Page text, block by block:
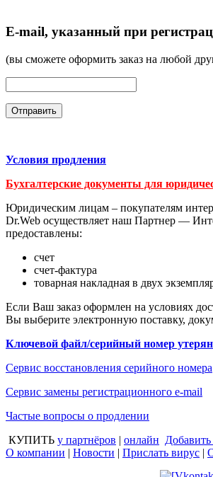
E-mail, указанный при
(вы сможете оформить заказ на любой
Условия продления
Бухгалтерские документы для
Юридическим лицам – покупателям
Dr.Web осуществляет наш Партнер —
предоставлены:
счет
счет-фактура
товарная накладная в двух
Если Ваш заказ оформлен на условиях
Вы выберите электронную поставку,
Ключевой файл/серийный номер
Сервис восстановления серийного номера
Сервис замены регистрационного e-mail
Частые вопросы о продлении
КУПИТЬ у партнёров | онлайн
О компании | Новости | Прислать вирус |